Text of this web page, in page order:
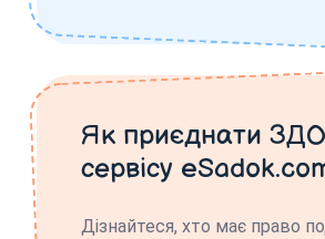
Як приєднати
сервісу
Дізнайтеся, хто має право